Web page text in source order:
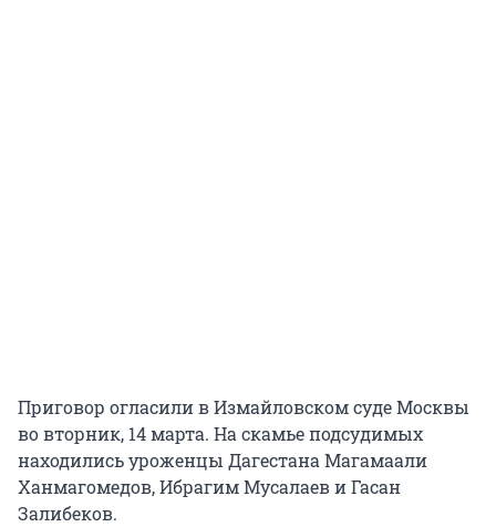
Приговор огласили в Измайловском суде Москвы
во вторник, 14 марта. На скамье подсудимых
находились уроженцы Дагестана Магамаали
Ханмагомедов, Ибрагим Мусалаев и Гасан
Залибеков.